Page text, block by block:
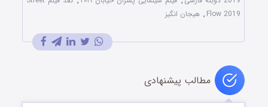
Flow 2019
, هیجان انگیز
مطالب پیشنهادی